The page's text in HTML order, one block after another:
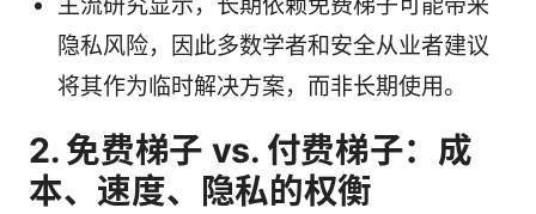
主流研究显示，长期依赖免费梯子可能带来
隐私风险，因此多数学者和安全从业者建议
将其作为临时解决方案，而非长期使用。
2. 免费梯子 vs. 付费梯子：成
本、速度、隐私的权衡